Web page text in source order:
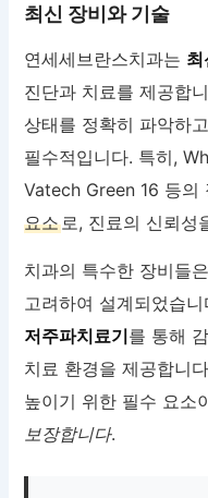
최신 장비와 기술
연세세브란스치과는
진단과 치료를 제공합
상태를 정확히 파악하
필수적입니다. 특히,
Vatech Green 16 등
요소 로, 진료의 신뢰성
치과의 특수한 장비들
고려하여 설계되었습
저주파치료기를 통해
치료 환경을 제공합니
높이기 위한 필수 요소
보장합니다.